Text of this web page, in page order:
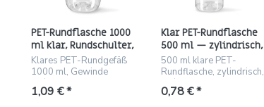
PET-Rundflasche 1000
ml klar, Rundschulter,
Gewinde 28/410
Klares PET-Rundgefäß
1000 ml, Gewinde
g, 100 St./Karton
1,09 € *
Klar PET-Rundflasche
500 ml — zylindrisch,
Gewinde 28/410
500 ml klare PET-
Rundflasche, zylindrisch,
und bruchfest.
0,78 € *